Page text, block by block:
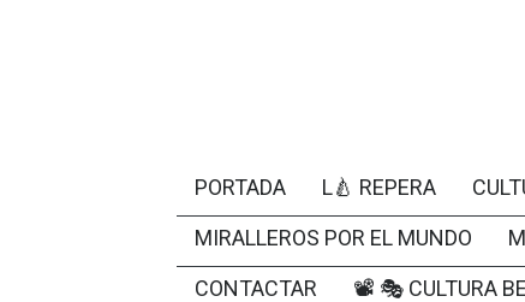
PORTADA L🍐 REPERA
MIRALLEROS POR EL MUNDO
CONTACTAR
📽 🎭 CULTURA